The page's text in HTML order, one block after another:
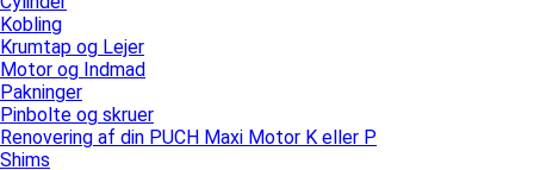
Kobling
Krumtap og Lejer
Motor og Indmad
Pakninger
Pinbolte og skruer
Renovering af din PUCH Maxi Motor K eller P
Shims